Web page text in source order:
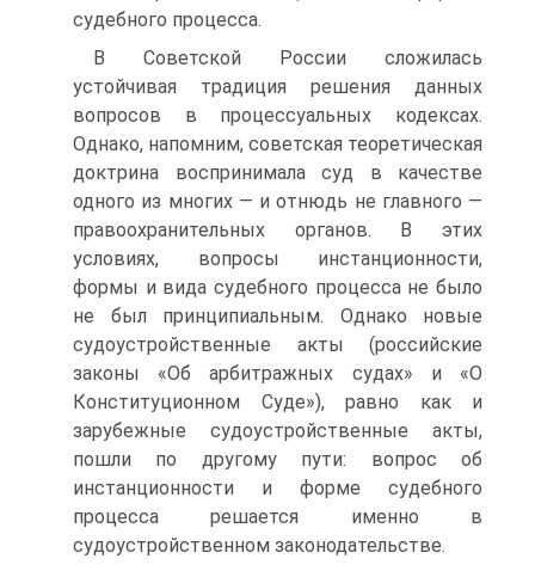
судебного процесса.
В Советской России сложилась
устойчивая традиция решения данных
вопросов в процессуальных кодексах.
Однако, напомним, советская тео­ретическая
доктрина воспринимала суд в качестве
одного из многих — и отнюдь не главного —
правоохранительных органов. В этих
условиях, во­просы инстанционности,
формы и вида судебного процесса не было
не был принципиальным. Однако новые
судоустройственные акты (россий­ские
законы «Об арбитражных судах» и «О
Конституционном Суде»), равно как и
зарубежные судоустройственные акты,
пошли по другому пу­ти: вопрос об
инстанционности и форме судебного
процесса решается именно в
судоустройственном законодательстве.